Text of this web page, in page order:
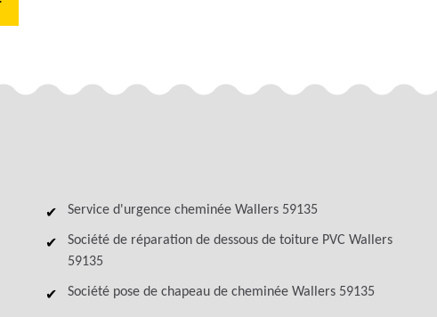
Service d'urgence cheminée Wallers 59135
Société de réparation de dessous de toiture PVC Wallers
59135
Société pose de chapeau de cheminée Wallers 59135